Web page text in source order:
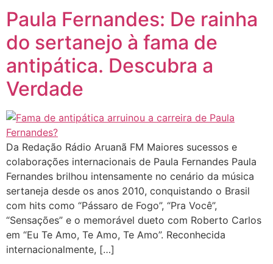
Paula Fernandes: De rainha
do sertanejo à fama de
antipática. Descubra a
Verdade
Da Redação Rádio Aruanã FM Maiores sucessos e
colaborações internacionais de Paula Fernandes Paula
Fernandes brilhou intensamente no cenário da música
sertaneja desde os anos 2010, conquistando o Brasil
com hits como “Pássaro de Fogo”, “Pra Você”,
“Sensações” e o memorável dueto com Roberto Carlos
em “Eu Te Amo, Te Amo, Te Amo”. Reconhecida
internacionalmente, […]